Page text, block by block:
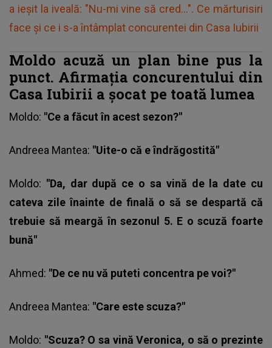
a ieșit la iveală: "Nu-mi vine să cred...". Ce mărturisiri
face și ce i s-a întâmplat concurentei din Casa Iubirii
Moldo acuză un plan bine pus la
punct. Afirmaţia concurentului din
Casa Iubirii a șocat pe toată lumea
Moldo: "Ce a făcut în acest sezon?"
Andreea Mantea: "Uite-o că e îndrăgostită"
Moldo: "Da, dar după ce o sa vină de la date cu
cateva zile înainte de finală o să se despartă că
trebuie să meargă în sezonul 5. E o scuză foarte
bună"
Ahmed: "De ce nu vă puteti concentra pe voi?"
Andreea Mantea: "Care este scuza?"
Moldo: "Scuza? O sa vină Veronica, o să o prezinte